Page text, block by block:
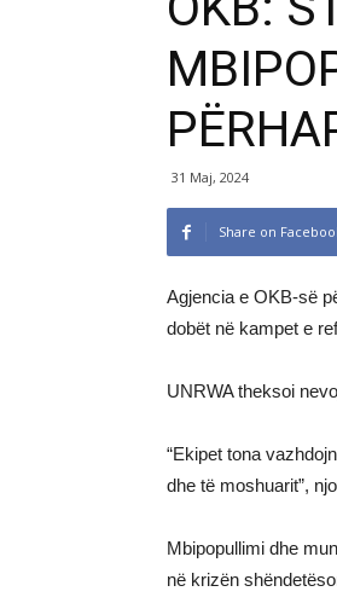
31 Maj, 2024
Share on
Agjencia e OKB-së
dobët në kampet e
UNRWA theksoi
“Ekipet tona
dhe të moshuarit”,
Mbipopullimi dhe
në krizën